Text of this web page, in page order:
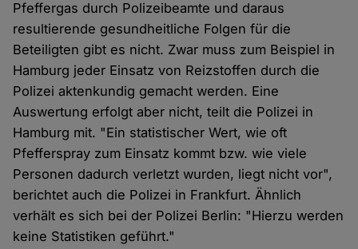
Pfeffergas durch Polizeibeamte und daraus
resultierende gesundheitliche Folgen für die
Beteiligten gibt es nicht. Zwar muss zum Beispiel in
Hamburg jeder Einsatz von Reizstoffen durch die
Polizei aktenkundig gemacht werden. Eine
Auswertung erfolgt aber nicht, teilt die Polizei in
Hamburg mit. "Ein statistischer Wert, wie oft
Pfefferspray zum Einsatz kommt bzw. wie viele
Personen dadurch verletzt wurden, liegt nicht vor",
berichtet auch die Polizei in Frankfurt. Ähnlich
verhält es sich bei der Polizei Berlin: "Hierzu werden
keine Statistiken geführt."